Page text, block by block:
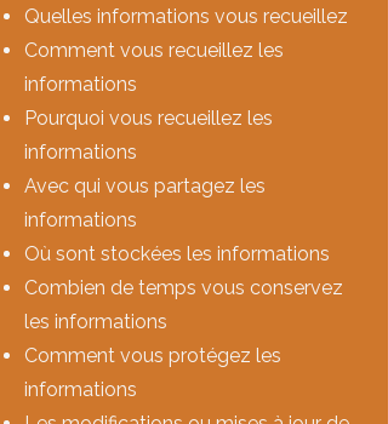
Quelles informations vous recueillez
Comment vous recueillez les
informations
Pourquoi vous recueillez les
informations
Avec qui vous partagez les
informations
Où sont stockées les informations
Combien de temps vous conservez
les informations
Comment vous protégez les
informations